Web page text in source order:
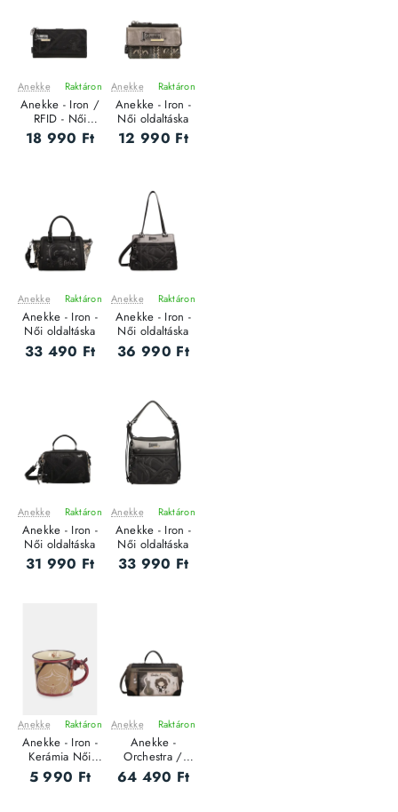
ÚJ
Anekke Raktáron
Anekke - Iron /
RFID - Női
pénztárca
18 990 Ft
ÚJ
Anekke Raktáron
Anekke - Iron -
Női oldaltáska
12 990 Ft
ÚJ
Anekke Raktáron
Anekke - Iron -
Női oldaltáska
33 490 Ft
ÚJ
Anekke Raktáron
Anekke - Iron -
Női oldaltáska
36 990 Ft
ÚJ
Anekke Raktáron
Anekke - Iron -
Női oldaltáska
31 990 Ft
ÚJ
Anekke Raktáron
Anekke - Iron -
Női oldaltáska
33 990 Ft
ÚJ
Anekke Raktáron
Anekke - Iron -
Kerámia Női
bögre
5 990 Ft
ÚJ
Anekke Raktáron
Anekke -
Orchestra /
Travel - Női
bőrönd
64 490 Ft